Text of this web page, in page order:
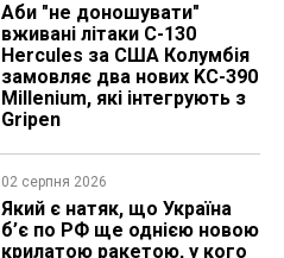
Аби "не доношувати"
вживані літаки C-130
Hercules за США Колумбія
замовляє два нових KC-390
Millenium, які інтегрують з
Gripen
02 серпня 2026
Який є натяк, що Україна
б’є по РФ ще однією новою
крилатою ракетою, у кого